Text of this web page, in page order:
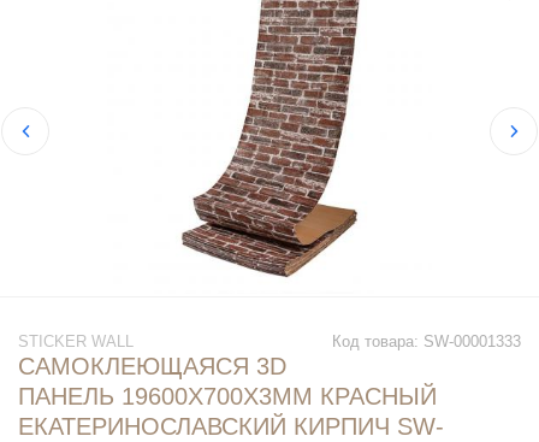
Код товара: SW-00001333
STICKER WALL
САМОКЛЕЮЩАЯСЯ 3D
ПАНЕЛЬ 19600X700X3ММ КРАСНЫЙ
ЕКАТЕРИНОСЛАВСКИЙ КИРПИЧ SW-